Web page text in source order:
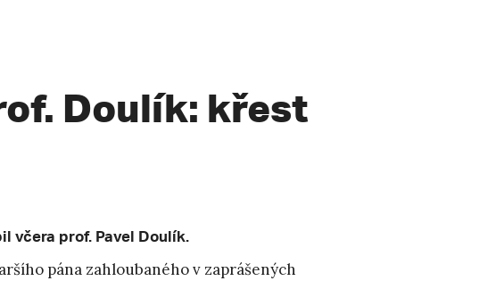
Doulík: křest
včera prof. Pavel Doulík.
pána zahloubaného v zaprášených